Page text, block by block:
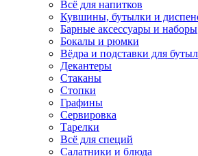
Всё для напитков
Кувшины, бутылки и
Барные аксессуары и наборы
Бокалы и рюмки
Вёдра и подставки для
Декантеры
Стаканы
Стопки
Графины
Сервировка
Тарелки
Всё для специй
Салатники и блюда